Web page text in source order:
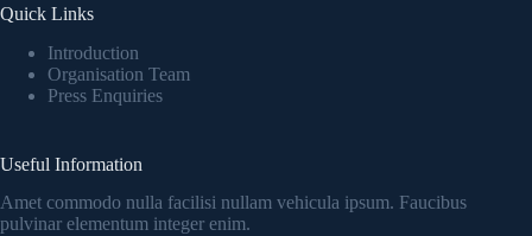
Quick Links
Introduction
Organisation Team
Press Enquiries
Useful Information
Amet commodo nulla facilisi nullam vehicula ipsum. Faucibus
pulvinar elementum integer enim.